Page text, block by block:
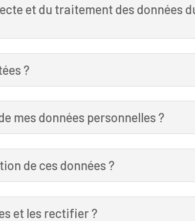
et du traitement des données
?
mes données personnelles ?
de ces données ?
et les rectifier ?